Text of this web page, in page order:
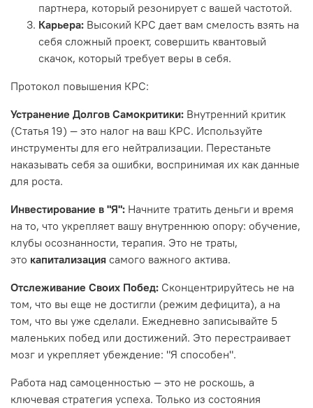
партнера, который резонирует с вашей частотой.
Карьера: Высокий КРС дает вам смелость взять на
себя сложный проект, совершить квантовый
скачок, который требует веры в себя.
Протокол повышения КРС:
Устранение Долгов Самокритики: Внутренний критик
(Статья 19) — это налог на ваш КРС. Используйте
инструменты для его нейтрализации. Перестаньте
наказывать себя за ошибки, воспринимая их как данные
для роста.
Инвестирование в "Я": Начните тратить деньги и время
на то, что укрепляет вашу внутреннюю опору: обучение,
клубы осознанности, терапия. Это не траты,
это капитализация самого важного актива.
Отслеживание Своих Побед: Сконцентрируйтесь не на
том, что вы еще не достигли (режим дефицита), а на
том, что вы уже сделали. Ежедневно записывайте 5
маленьких побед или достижений. Это перестраивает
мозг и укрепляет убеждение: "Я способен".
Работа над самоценностью — это не роскошь, а
ключевая стратегия успеха. Только из состояния